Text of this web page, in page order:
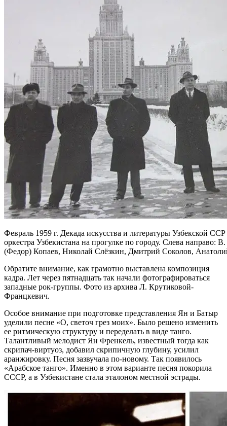
Февраль 1959 г. Декада искусства и литературы Узбекской
оркестра Узбекистана на прогулке по городу. Слева
(Федор) Копаев, Николай Слёзкин, Дмитрий Соколов,
Обратите внимание, как грамотно выставлена композиция
кадра. Лет через пятнадцать так начали фотографироваться
западные рок-группы. Фото из архива Л. Крутиковой-
Францкевич.
Особое внимание при подготовке представления Ян и Батыр
уделили песне «О, светоч грез моих». Было решено изменить
ее ритмическую структуру и переделать в виде танго.
Талантливый мелодист Ян Френкель, известный тогда как
скрипач-виртуоз, добавил скрипичную глубину, усилил
аранжировку. Песня зазвучала по-новому. Так появилось
«Арабское танго». Именно в этом варианте песня покорила
СССР, а в Узбекистане стала эталоном местной эстрады.